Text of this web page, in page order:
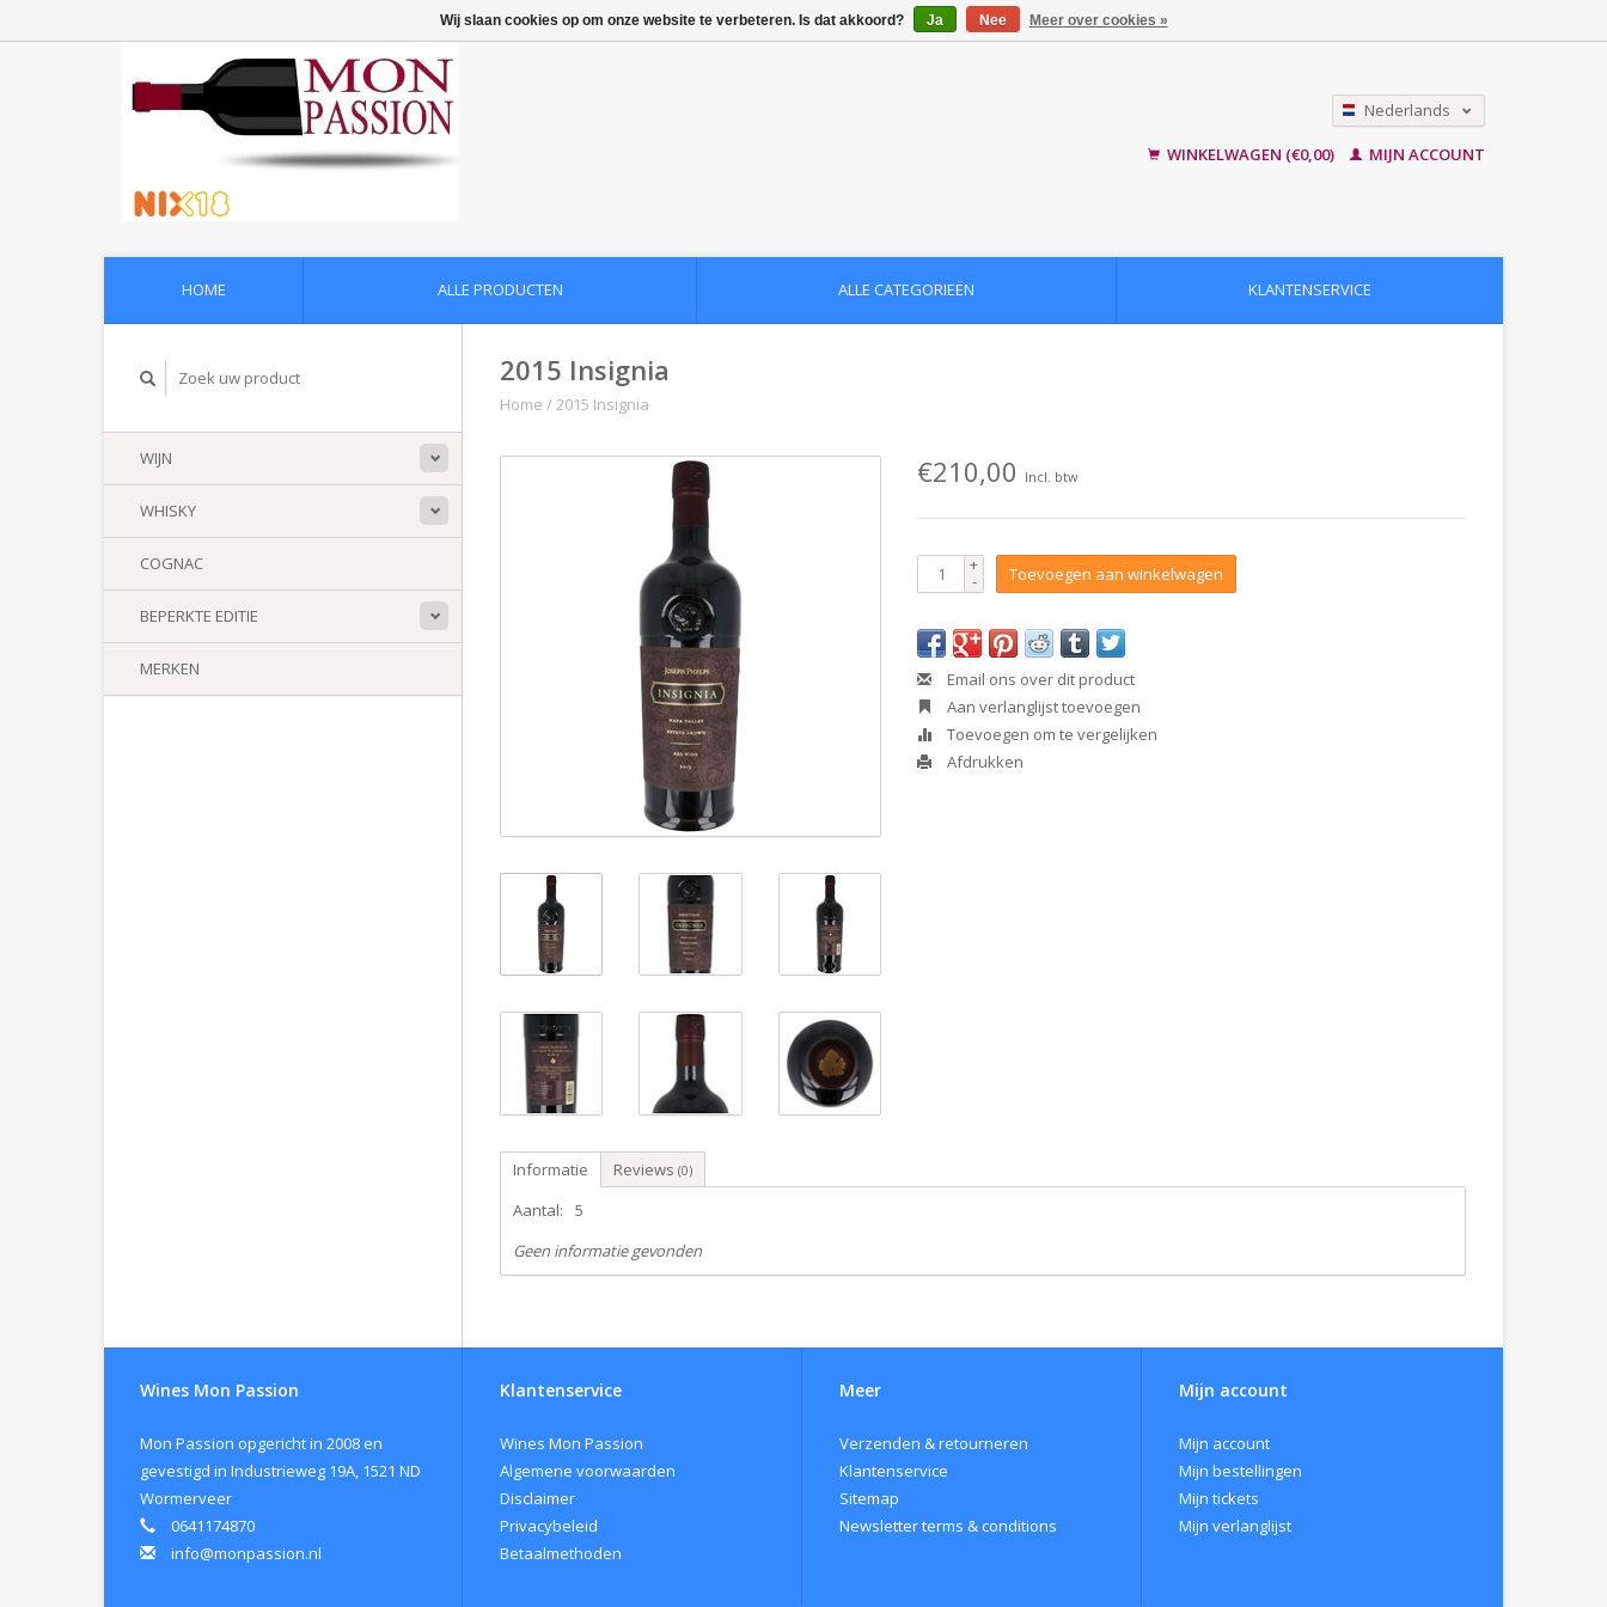
Nederlands
WINKELWAGEN (€0,00) MIJN ACCOUNT
HOME ALLE PRODUCTEN ALLE CATEGORIEËN KLANTENSERVICE
WIJN
WHISKY
COGNAC
BEPERKTE EDITIE
MERKEN
2015 Insignia
Home /2015 Insignia
€210,00 Incl. btw
+
- Toevoegen aan winkelwagen
Email ons over dit product
Aan verlanglijst toevoegen
Toevoegen om te vergelijken
Afdrukken
Informatie Reviews (0)
Aantal:
5
Geen informatie gevonden
Wines Mon Passion
Mon Passion opgericht in 2008 en
gevestigd in Industrieweg 19A, 1521 ND
Wormerveer
0641174870
info@monpassion.nl
Klantenservice
Wines Mon Passion
Algemene voorwaarden
Disclaimer
Privacybeleid
Betaalmethoden
Meer
Verzenden & retourneren
Klantenservice
Sitemap
Newsletter terms & conditions
Mijn account
Mijn account
Mijn bestellingen
Mijn tickets
Mijn verlanglijst
Wij slaan cookies op om onze website te verbeteren. Is dat akkoord? Ja Nee Meer over cookies »